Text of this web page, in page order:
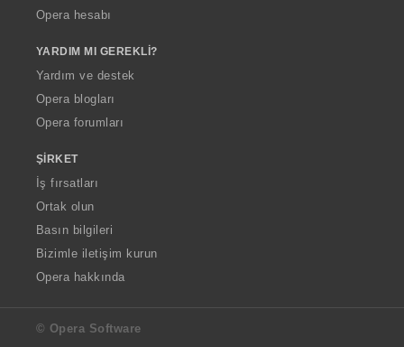
Opera hesabı
YARDIM MI GEREKLI?
Yardım ve destek
Opera blogları
Opera forumları
ŞIRKET
İş fırsatları
Ortak olun
Basın bilgileri
Bizimle iletişim kurun
Opera hakkında
© Opera Software